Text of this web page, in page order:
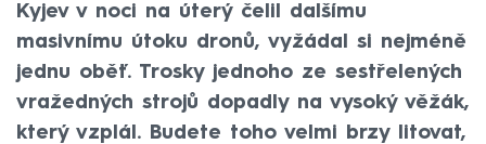
Kyjev v noci na úterý čelil dalšímu
masivnímu útoku dronů, vyžádal si nejméně
jednu oběť. Trosky jednoho ze sestřelených
vražedných strojů dopadly na vysoký věžák,
který vzplál. Budete toho velmi brzy litovat,